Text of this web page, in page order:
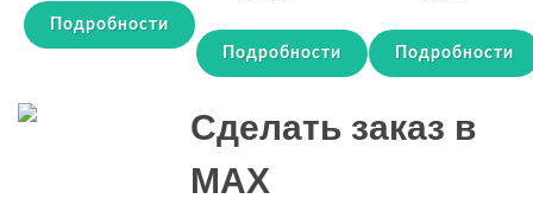
Подробности
Подробности Подробности
Сделать заказ в
MAX